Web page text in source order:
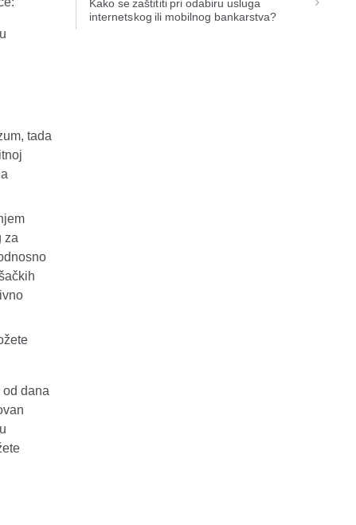
tada
za
dana
Kako se zaštititi pri odabiru usluga
internetskog ili mobilnog bankarstva?